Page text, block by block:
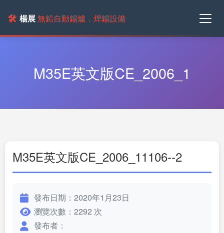
🛠️ 楊展無鉛自動錫爐．焊錫設備
M35E英文版CE_2006_1
M35E英文版CE_2006_11106--2
發布日期：2020年1月23日
瀏覽次數：2292 次
發布者：